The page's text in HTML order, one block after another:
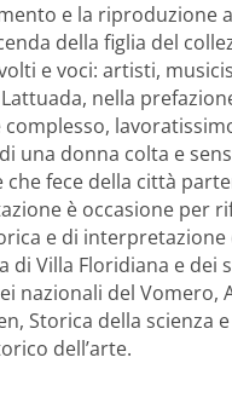
e la riproduzione
della figlia del
e voci: artisti,
nella
una donna colta e
fece della città
è occasione per
e di
di Villa Floridiana e
nazionali del Vomero,
Storica della scienza
dell’arte.